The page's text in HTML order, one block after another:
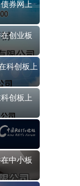
券网上
创业板
科创板上
创板上
中小板